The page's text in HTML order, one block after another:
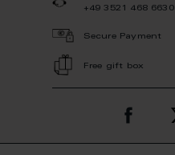
+49 3521 468 6630
Secure Payment
Free gift box